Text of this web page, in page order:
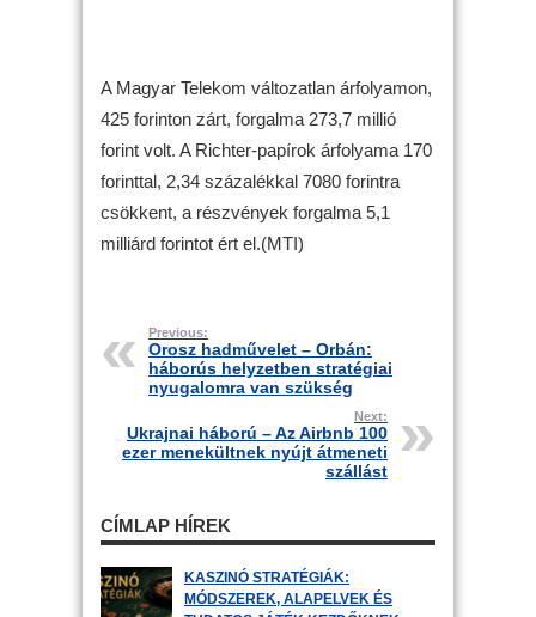
A Magyar Telekom változatlan árfolyamon,
425 forinton zárt, forgalma 273,7 millió
forint volt. A Richter-papírok árfolyama 170
forinttal, 2,34 százalékkal 7080 forintra
csökkent, a részvények forgalma 5,1
milliárd forintot ért el.(MTI)
Previous:
Orosz hadművelet – Orbán:
háborús helyzetben stratégiai
nyugalomra van szükség
Next:
Ukrajnai háború – Az Airbnb 100
ezer menekültnek nyújt átmeneti
szállást
CÍMLAP HÍREK
KASZINÓ STRATÉGIÁK:
MÓDSZEREK, ALAPELVEK ÉS